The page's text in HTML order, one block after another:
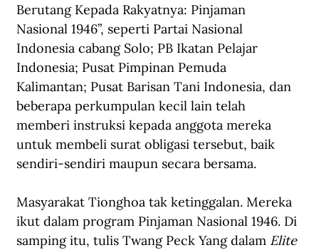
Berutang Kepada Rakyatnya: Pinjaman
Nasional 1946”, seperti Partai Nasional
Indonesia cabang Solo; PB Ikatan Pelajar
Indonesia; Pusat Pimpinan Pemuda
Kalimantan; Pusat Barisan Tani Indonesia, dan
beberapa perkumpulan kecil lain telah
memberi instruksi kepada anggota mereka
untuk membeli surat obligasi tersebut, baik
sendiri-sendiri maupun secara bersama.
Masyarakat Tionghoa tak ketinggalan. Mereka
ikut dalam program Pinjaman Nasional 1946. Di
samping itu, tulis Twang Peck Yang dalam Elite